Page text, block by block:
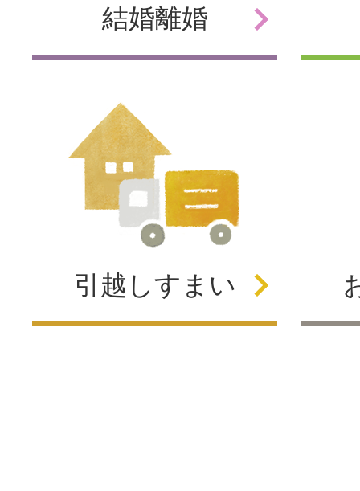
結婚離婚
引越しすまい